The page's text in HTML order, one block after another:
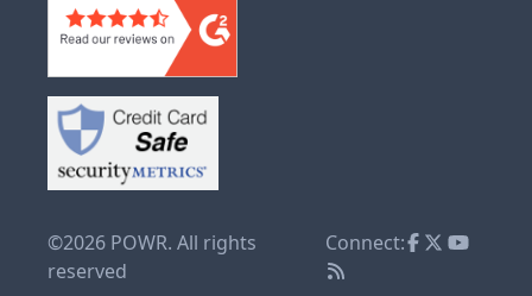
©2026 POWR. All rights
reserved
Connect: